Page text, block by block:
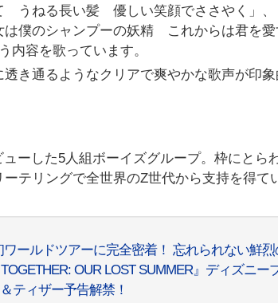
うねる長い髪 優しい笑顔でささやく」、
僕のシャンプーの妖精 これからは君を愛
内容を歌っています。
き通るようなクリアで爽やかな歌声が印
ーした5人組ボーイズグループ。枠にとら
テリングで全世界のZ世代から支持を得て
ールドツアーに完全密着！ 忘れられない鮮烈
OUR LOST SUMMER』ディズニ
ティザー予告解禁！